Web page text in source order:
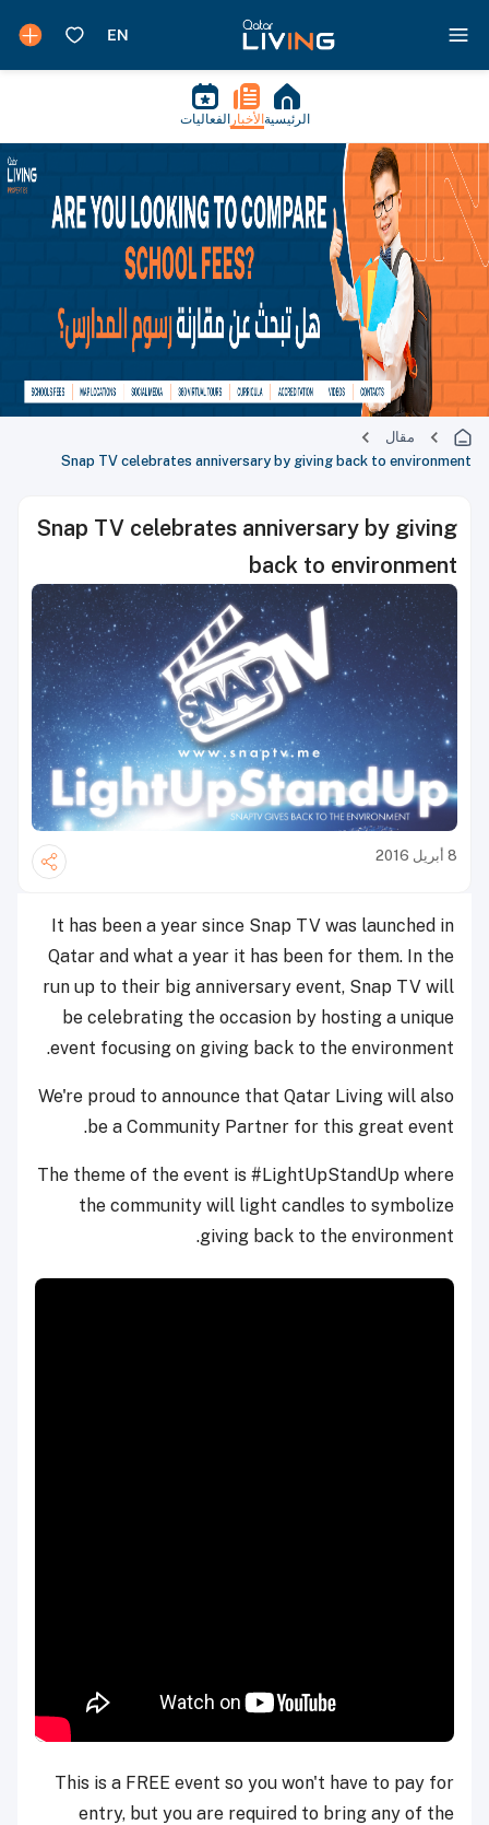
الرئيسية الأخبار الفعاليات
مقال
Snap TV celebrates anniversary by giving back to environment
Snap TV celebrates anniversary by giving
back to environment
8 أبريل 2016
It has been a year since Snap TV was launched in
Qatar and what a year it has been for them. In the
run up to their big anniversary event, Snap TV will
be celebrating the occasion by hosting a unique
event focusing on giving back to the environment.
We're proud to announce that Qatar Living will also
be a Community Partner for this great event.
The theme of the event is #LightUpStandUp where
the community will light candles to symbolize
giving back to the environment.
This is a FREE event so you won't have to pay for
entry, but you are required to bring any of the